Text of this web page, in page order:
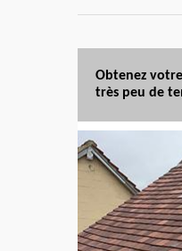
Obtenez
très peu de